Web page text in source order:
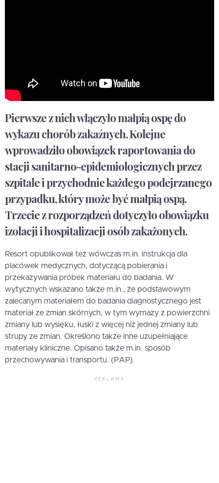
Pierwsze z nich włączyło małpią ospę do
wykazu chorób zakaźnych. Kolejne
wprowadziło obowiązek raportowania do
stacji sanitarno-epidemiologicznych przez
szpitale i przychodnie każdego podejrzanego
przypadku, który może być małpią ospą.
Trzecie z rozporządzeń dotyczyło obowiązku
izolacji i hospitalizacji osób zakażonych.
Resort opublikował też wówczas m.in. instrukcja dla
placówek medycznych, dotyczącą pobierania i
przekazywania próbek materiału do badania. W
wytycznych wskazano także m.in., że podstawowym
zalecanym materiałem do badania diagnostycznego jest
materiał ze zmian skórnych, w tym wymazy z powierzchni
zmiany lub wysięku, łuski z więcej niż jednej zmiany lub
strupy ze zmian. Określono także inne uzupełniające
materiały kliniczne. Opisano także m.in. sposób
przechowywania i transportu. (PAP)
REKLAMA